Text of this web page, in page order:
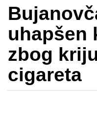
uhapšen
zbog
cigareta